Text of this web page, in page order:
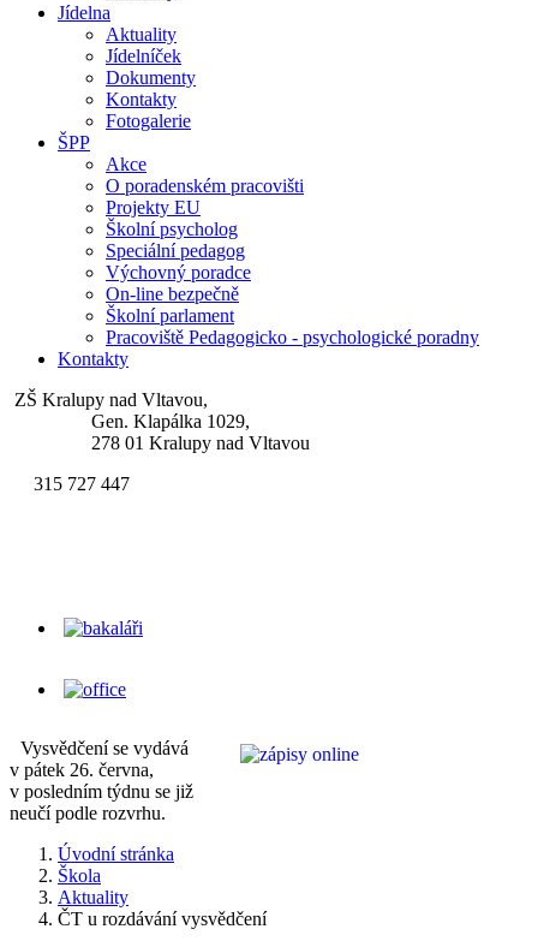
Jídelna
Aktuality
Jídelníček
Dokumenty
Kontakty
Fotogalerie
ŠPP
Akce
O poradenském pracovišti
Projekty EU
Školní psycholog
Speciální pedagog
Výchovný poradce
On-line bezpečně
Školní parlament
Pracoviště Pedagogicko - psychologické poradny
Kontakty
ZŠ Kralupy nad Vltavou,
Gen. Klapálka 1029,
278 01 Kralupy nad Vltavou
315 727 447
Vysvědčení se vydává
v pátek 26. června,
v posledním týdnu se již
neučí podle rozvrhu.
Úvodní stránka
Škola
Aktuality
ČT u rozdávání vysvědčení